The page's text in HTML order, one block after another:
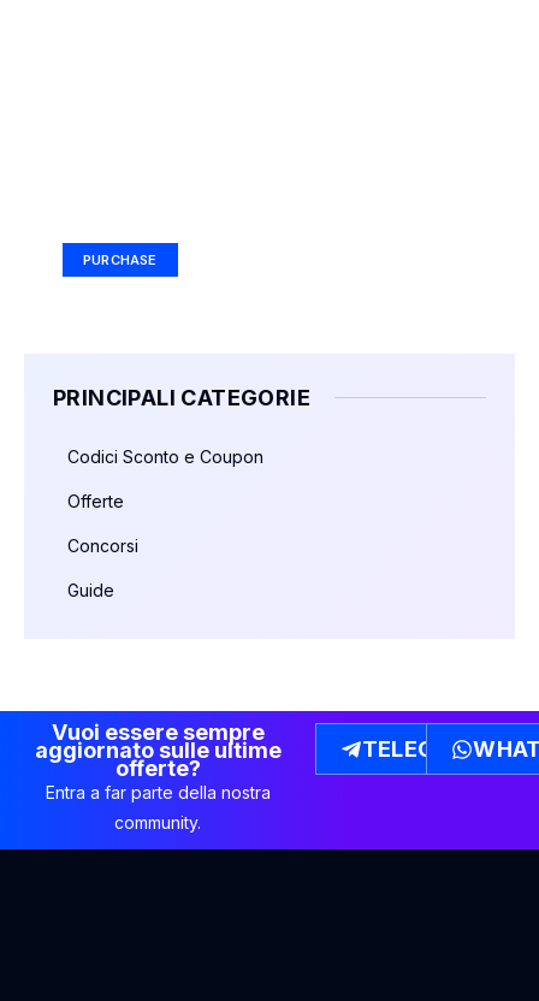
PURCHASE
PRINCIPALI CATEGORIE
Codici Sconto e Coupon
Offerte
Concorsi
Guide
Vuoi essere sempre
aggiornato sulle ultime
offerte?
Entra a far parte della nostra
community.
TELEGRAM